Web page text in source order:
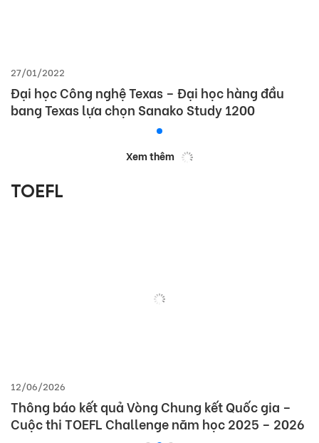
27/01/2022
Đại học Công nghệ Texas – Đại học hàng đầu
bang Texas lựa chọn Sanako Study 1200
Xem thêm
TOEFL
12/06/2026
Thông báo kết quả Vòng Chung kết Quốc gia –
Cuộc thi TOEFL Challenge năm học 2025 – 2026